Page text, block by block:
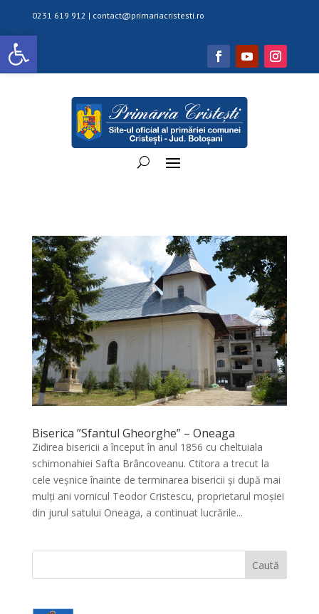
Deschide bara de unelte
0231 619 912 | contact@primariacristesti.ro
Biserica ”Sfantul Gheorghe” – Oneaga
Zidirea bisericii a început în anul 1856 cu cheltuiala
schimonahiei Safta Brâncoveanu. Ctitora a trecut la
cele veşnice înainte de terminarea bisericii şi după mai
mulţi ani vornicul Teodor Cristescu, proprietarul moşiei
din jurul satului Oneaga, a continuat lucrările...